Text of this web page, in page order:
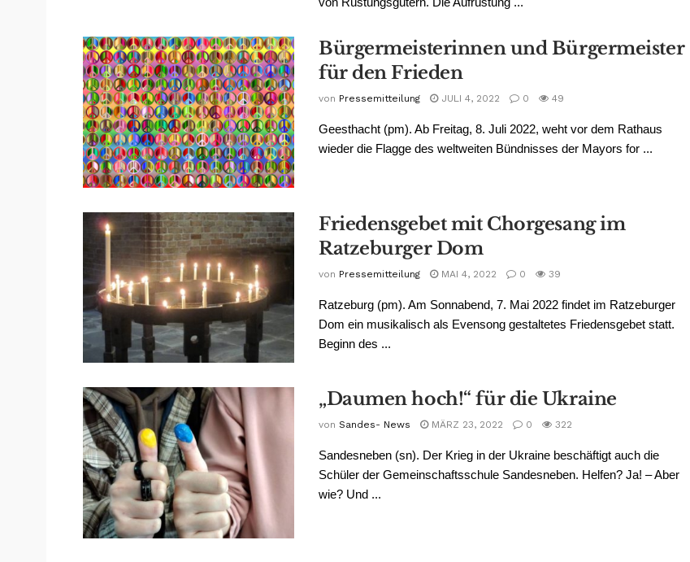
Bürgermeisterinnen und Bürgermeister
für den Frieden
von Pressemitteilung JULI 4, 2022 0 49
Geesthacht (pm). Ab Freitag, 8. Juli 2022, weht vor dem Rathaus
wieder die Flagge des weltweiten Bündnisses der Mayors for ...
Friedensgebet mit Chorgesang im
Ratzeburger Dom
von Pressemitteilung MAI 4, 2022 0 39
Ratzeburg (pm). Am Sonnabend, 7. Mai 2022 findet im Ratzeburger
Dom ein musikalisch als Evensong gestaltetes Friedensgebet statt.
Beginn des ...
„Daumen hoch!“ für die Ukraine
von Sandes- News MÄRZ 23, 2022 0 322
Sandesneben (sn). Der Krieg in der Ukraine beschäftigt auch die
Schüler der Gemeinschaftsschule Sandesneben. Helfen? Ja! – Aber
wie? Und ...